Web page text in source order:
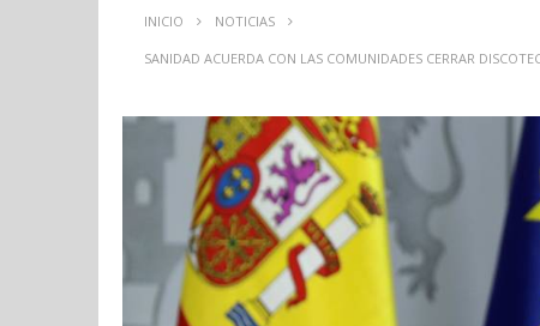
INICIO NOTICIAS
SANIDAD ACUERDA CON LAS COMUNIDADES CERRAR